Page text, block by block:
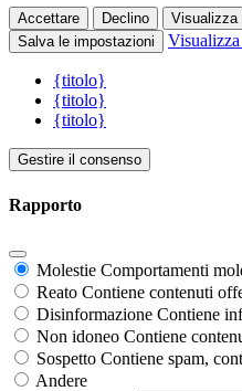
Accettare Declino
Visualizza
Salva le impostazioni
{titolo}
{titolo}
{titolo}
Gestire il consenso
Rapporto
Molestie Comportamenti
Reato Contiene contenuti
Disinformazione Contiene
Non idoneo Contiene
Sospetto Contiene spam,
Andere